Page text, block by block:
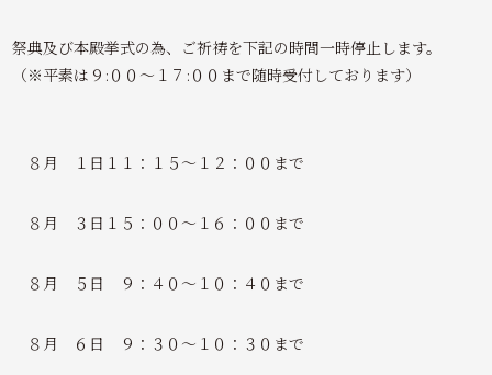
祭典及び本殿挙式の為、ご祈祷を下記の時間一時停止します。
（※平素は９:００～１７:００まで随時受付しております）
８月 １日１１：１５～１２：００まで
８月 ３日１５：００～１６：００まで
８月 ５日 ９：４０～１０：４０まで
８月 ６日 ９：３０～１０：３０まで